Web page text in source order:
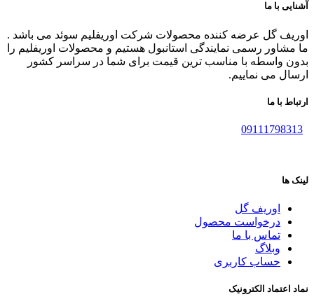
آشنایی با ما
اوریف گل عرضه کننده محصولات شرکت اوریفلیم سوئد می باشد .
ما مشاور رسمی نمایندگی استانبول هستیم و محصولات اوریفلیم را
بدون واسطه با مناسب ترین قیمت برای شما در سراسر کشور
ارسال می نماییم.
ارتباط با ما
09111798313
لینک ها
اوریف گل
درخواست محصول
تماس با ما
وبلاگ
حساب کاربری
نماد اعتماد الکترونیک